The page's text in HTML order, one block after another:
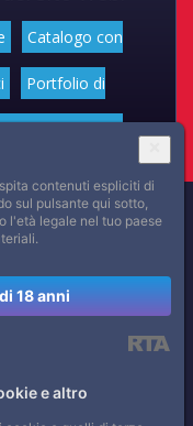
Catalogo con
Portfolio di
tutti i membri e le
sito hanno almeno 18
Compliance
foto, video o
verifiche al fine
e non violare i
di terzi. Per segnalare
del materiale
contenuti espliciti di
sul pulsante qui sotto,
l'età legale nel tuo paese
18 anni
e altro